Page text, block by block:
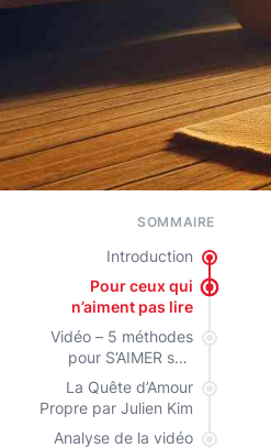
SOMMAIRE
Introduction
Pour ceux qui
n’aiment pas lire
Vidéo – 5 méthodes
pour S’AIMER soi-
même
La Quête d’Amour
Propre par Julien Kim
Analyse de la vidéo